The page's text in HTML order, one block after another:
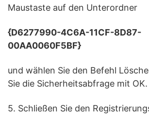
Maustaste auf den Unterordner
{D6277990-4C6A-11CF-8D87-
00AA0060F5BF}
und wählen Sie den Befehl
Sie die Sicherheitsabfrage mit OK.
5. Schließen Sie den